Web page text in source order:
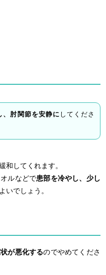
、肘関節を安静に してくださ
和してくれます。
ルなどで患部を冷やし、少し
いでしょう。
が悪化するのでやめてくださ